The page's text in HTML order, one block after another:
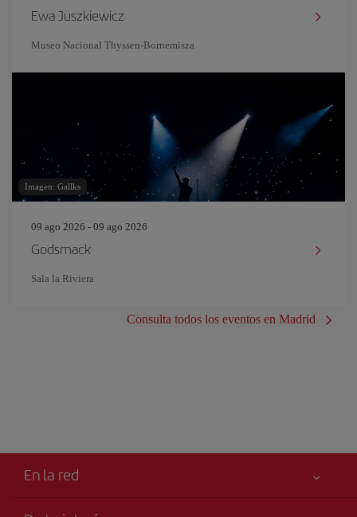
Ewa Juszkiewicz
Museo Nacional Thyssen-Bornemisza
Imagen: Gallks
09 ago 2026 - 09 ago 2026
Godsmack
Sala la Riviera
Consulta todos los eventos en Madrid
En la red